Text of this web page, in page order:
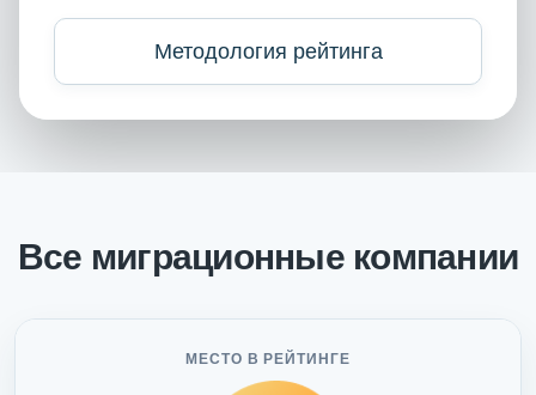
Методология рейтинга
Все миграционные компании
МЕСТО В РЕЙТИНГЕ